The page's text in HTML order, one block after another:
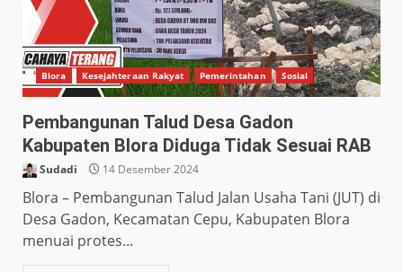
Blora Kesejahteraan Rakyat Pemerintahan Sosial
Pembangunan Talud Desa Gadon
Kabupaten Blora Diduga Tidak Sesuai RAB
Sudadi 14 Desember 2024
Blora – Pembangunan Talud Jalan Usaha Tani (JUT) di
Desa Gadon, Kecamatan Cepu, Kabupaten Blora
menuai protes...